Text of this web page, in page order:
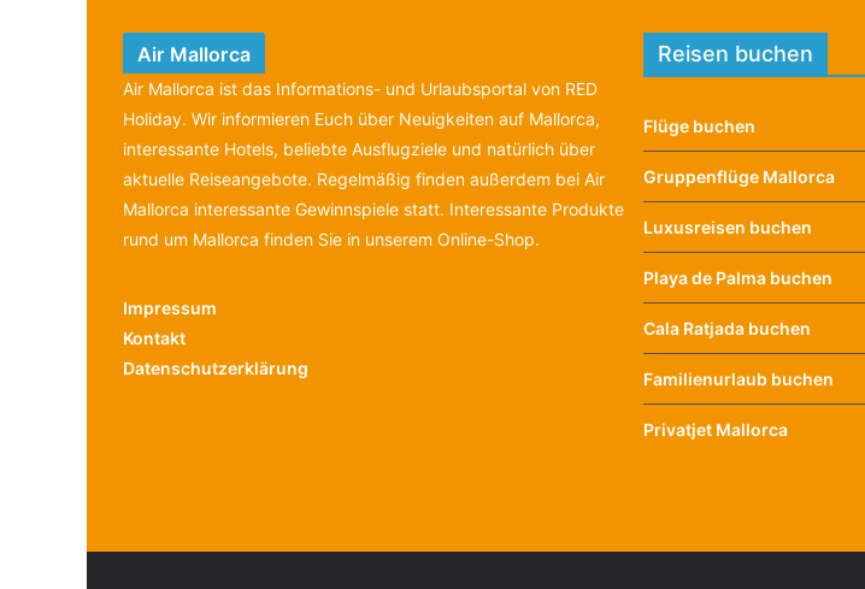
Air Mallorca
Air Mallorca ist das Informations- und Urlaubsportal von RED
Holiday. Wir informieren Euch über Neuigkeiten auf Mallorca,
interessante Hotels, beliebte Ausflugziele und natürlich über
aktuelle Reiseangebote. Regelmäßig finden außerdem bei Air
Mallorca interessante Gewinnspiele statt. Interessante Produkte
rund um Mallorca finden Sie in unserem Online-Shop.
Impressum
Kontakt
Datenschutzerklärung
Reisen buchen
Flüge buchen
Gruppenflüge Mallorca
Luxusreisen buchen
Playa de Palma buchen
Cala Ratjada buchen
Familienurlaub buchen
Privatjet Mallorca